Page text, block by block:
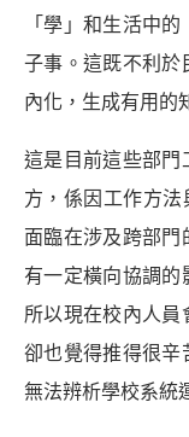
「學」和生活中
子事。這既不利於
內化，生成有用的
這是目前這些部門
方，係因工作方法
面臨在涉及跨部
有一定橫向協調的
所以現在校內人員
卻也覺得推得很辛
無法辨析學校系統